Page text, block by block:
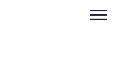
digital